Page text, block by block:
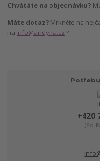
Chvátáte na objednávku?
Máte dotaz? Mrkněte na
na info@andyna.cz ?
+420
(Po-